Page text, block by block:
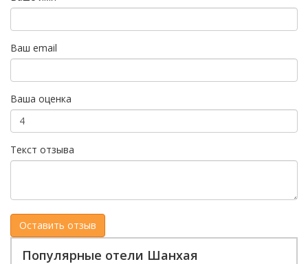
Ваш email
Ваша оценка
Текст отзыва
Популярные отели Шанхая